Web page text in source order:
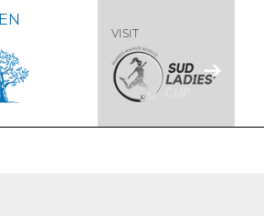
EN
VISIT